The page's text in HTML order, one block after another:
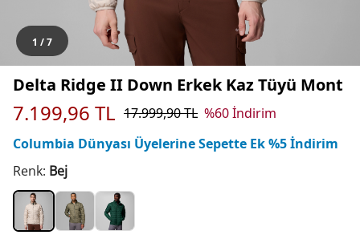
1 /7
Delta Ridge II Down Erkek Kaz Tüyü Mont
7.199,96 TL 17.999,90TL %60İndirim
Columbia Dünyası Üyelerine Sepette Ek %5 İndirim
Renk: Bej